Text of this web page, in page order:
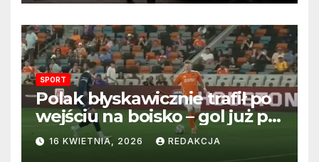
SPORT
Polak błyskawicznie trafił po
wejściu na boisko – gol już po
22 sekundach!
16 KWIETNIA, 2026 REDAKCJA